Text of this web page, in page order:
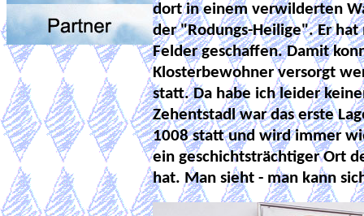
dort in einem verwilderten
der "Rodungs-Heilige". Er
Felder geschaffen. Damit
Klosterbewohner versorgt
statt. Da habe ich leider
Zehentstadl war das erste
1008 statt und wird immer
ein geschichtsträchtiger Ort
hat. Man sieht - man kann